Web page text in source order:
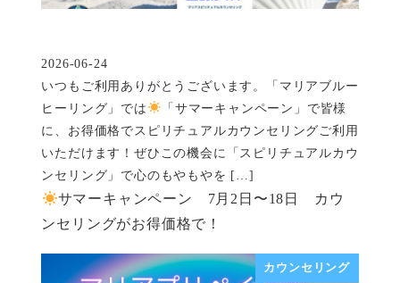
サマーキャンペーン 7月2日〜18日 カウ
ンセリングがお得価格で！
いつもご利用ありがとうございます。「マリアブルー
ヒーリング」では
「サマーキャンペーン」で皆様
に、お得価格でスピリチュアルカウンセリングご利用
いただけます！ぜひこの機会に「スピリチュアルカウ
ンセリング」で心のもやもやを […]
2026-06-24
カウンセリング